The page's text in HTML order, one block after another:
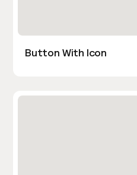
Button With Icon